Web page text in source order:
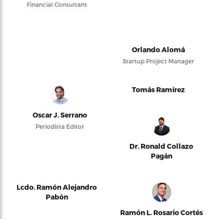
Financial Consultant
Orlando Alomá
Startup Project Manager
Oscar J. Serrano
Periodista Editor
Tomás Ramírez
Dr. Ronald Collazo
Pagán
Lcdo. Ramón Alejandro
Pabón
Ramón L. Rosario Cortés